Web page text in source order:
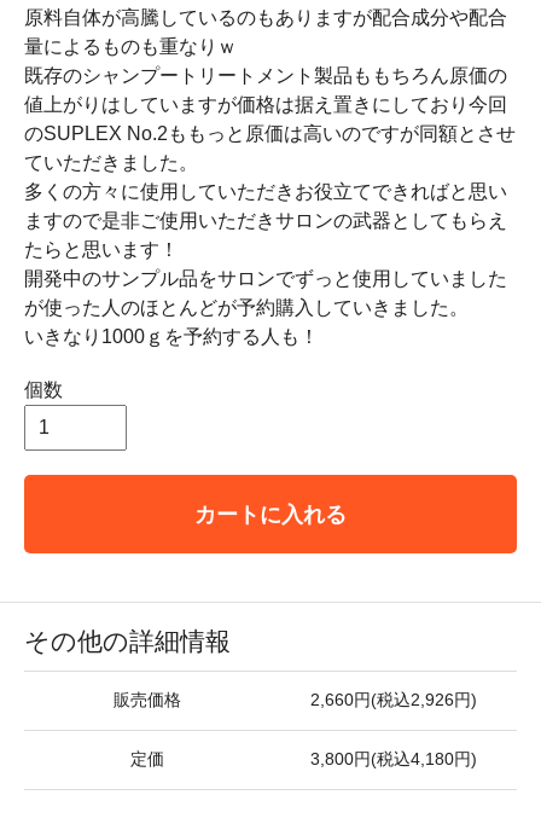
原料自体が高騰しているのもありますが配合成分や配合
量によるものも重なりｗ
既存のシャンプートリートメント製品ももちろん原価の
値上がりはしていますが価格は据え置きにしており今回
のSUPLEX No.2ももっと原価は高いのですが同額とさせ
ていただきました。
多くの方々に使用していただきお役立てできればと思い
ますので是非ご使用いただきサロンの武器としてもらえ
たらと思います！
開発中のサンプル品をサロンでずっと使用していました
が使った人のほとんどが予約購入していきました。
いきなり1000ｇを予約する人も！
個数
カートに入れる
その他の詳細情報
販売価格 2,660円(税込2,926円)
定価 3,800円(税込4,180円)